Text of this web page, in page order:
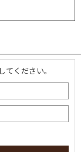
てください。